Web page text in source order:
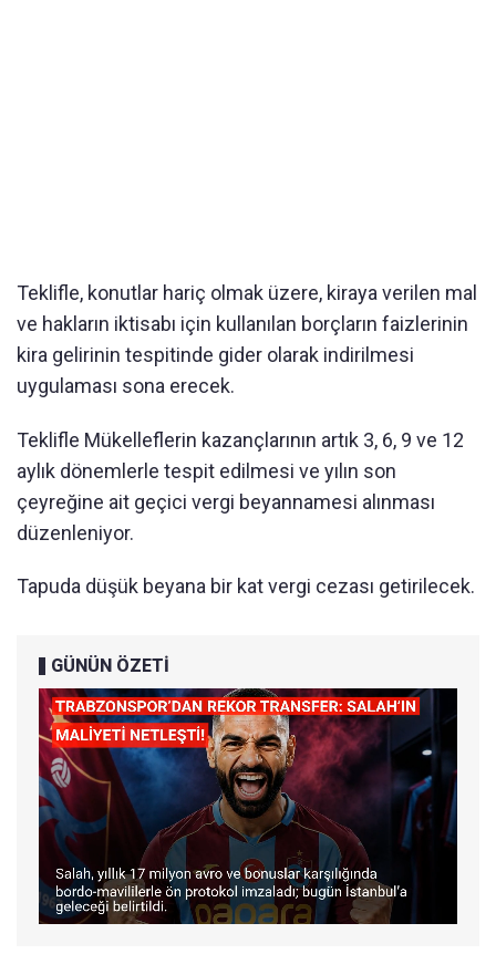
Teklifle, konutlar hariç olmak üzere, kiraya verilen mal
ve hakların iktisabı için kullanılan borçların faizlerinin
kira gelirinin tespitinde gider olarak indirilmesi
uygulaması sona erecek.
Teklifle Mükelleflerin kazançlarının artık 3, 6, 9 ve 12
aylık dönemlerle tespit edilmesi ve yılın son
çeyreğine ait geçici vergi beyannamesi alınması
düzenleniyor.
Tapuda düşük beyana bir kat vergi cezası getirilecek.
GÜNÜN ÖZETİ